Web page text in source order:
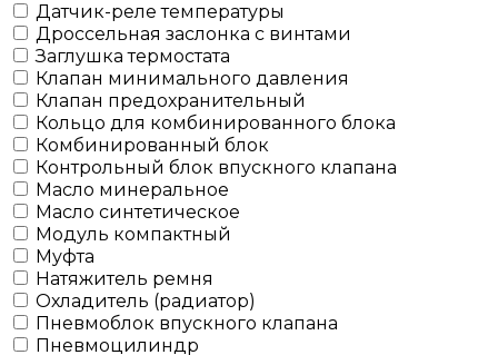
Датчик-реле температуры
Дроссельная заслонка с винтами
Заглушка термостата
Клапан минимального давления
Клапан предохранительный
Кольцо для комбинированного блока
Комбинированный блок
Контрольный блок впускного клапана
Масло минеральное
Масло синтетическое
Модуль компактный
Муфта
Натяжитель ремня
Охладитель (радиатор)
Пневмоблок впускного клапана
Пневмоцилиндр